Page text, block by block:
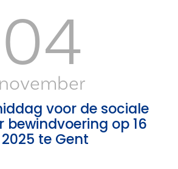
04
november
voor de sociale
bewindvoering op 16
te Gent